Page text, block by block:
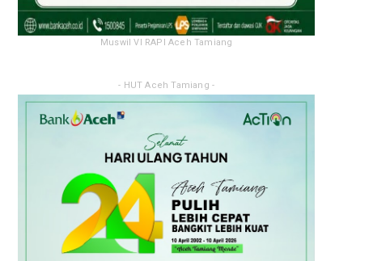
Muswil VI RAPI Aceh Tamiang
- HUT Aceh Tamiang -